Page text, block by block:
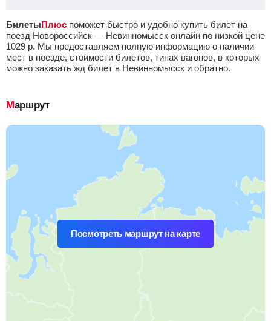
БилетыПлюс поможет быстро и удобно купить билет на
поезд Новороссийск — Невинномысск онлайн по низкой цене
1029 р. Мы предоставляем полную информацию о наличии
мест в поезде, стоимости билетов, типах вагонов, в которых
можно заказать жд билет в Невинномысск и обратно.
Маршрут
Посмотреть маршрут на карте